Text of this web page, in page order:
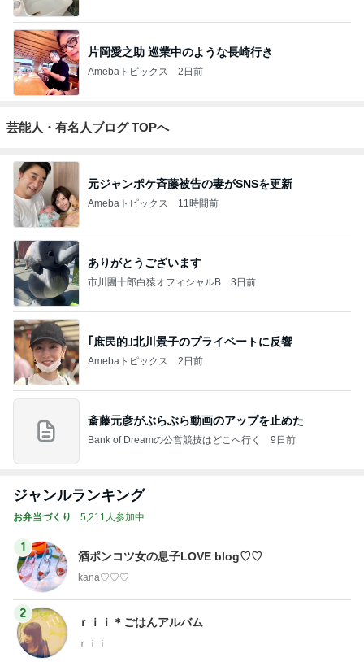
片岡愛之助 巡業中のような長崎行き
Amebaトピックス 2日前
芸能人・有名人ブログ TOPへ
元ジャンポケ斉藤被告の妻がSNSを更新
Amebaトピックス 11時間前
ありがとうございます
市川團十郎白猿オフィシャルB 3日前
｢庶民的｣北川景子のプライベートに反響
Amebaトピックス 2日前
斎藤元彦がぶらぶら動画のアップを止めた
Bank of Dreamの公営競技はどこへ行く 9日前
ジャンルランキング
お弁当づくり 5,211人参加中
1
酒ポンコツ女の息子LOVE blog♡♡
kana♡♡♡
2
ｒｉｉ＊ごはんアルバム
ｒｉｉ